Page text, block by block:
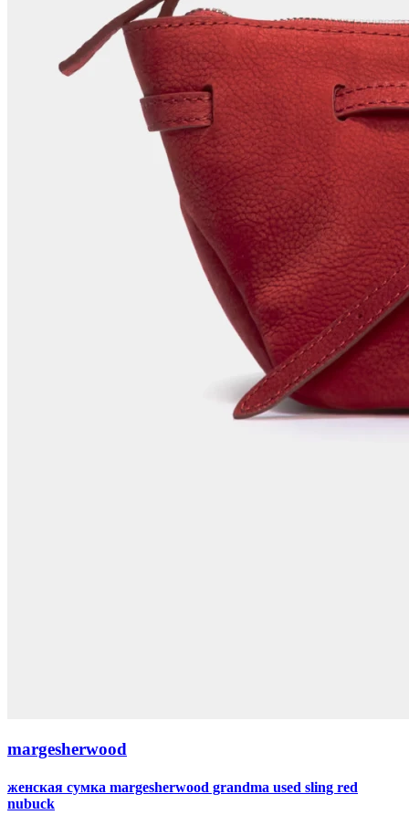
margesherwood
женская сумка margesherwood grandma used sling red
nubuck